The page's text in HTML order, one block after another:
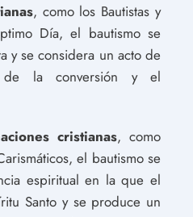
, como los Bautistas y
Día, el bautismo se
y se considera un acto de
de la conversión y el
cristianas, como
el bautismo se
espiritual en la que el
Santo y se produce un